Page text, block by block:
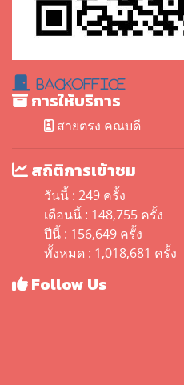
BackOffice
การให้บริการ
สายตรง คณบดี
สถิติการเข้าชม
วันนี้ : 249 ครั้ง
เดือนนี้ : 148,755 ครั้ง
ปีนี้ : 156,649 ครั้ง
ทั้งหมด : 1,018,681 ครั้ง
Follow Us